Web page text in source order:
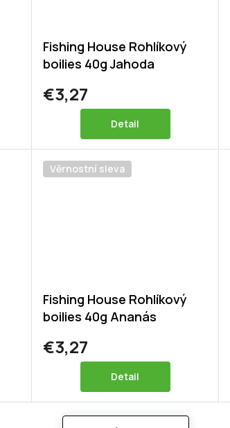
Fishing House Rohlíkový
boilies 40g Jahoda
€3,27
Detail
Věrnostní sleva
Fishing House Rohlíkový
boilies 40g Ananás
€3,27
Detail